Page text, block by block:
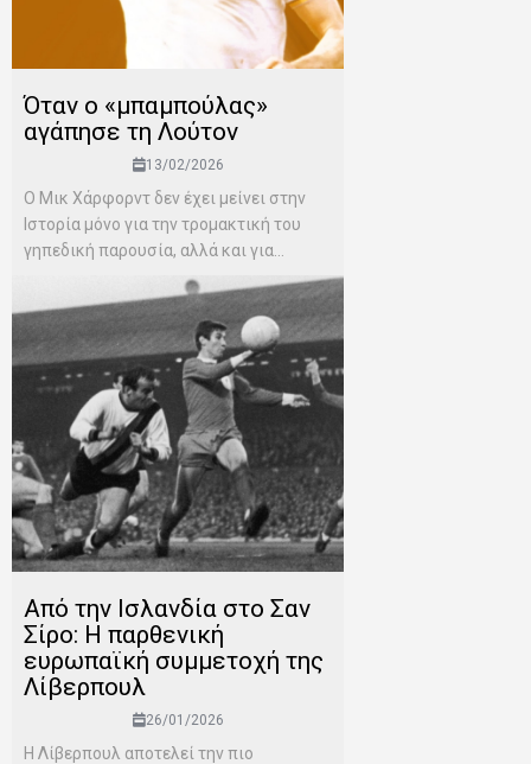
Όταν ο «μπαμπούλας»
αγάπησε τη Λούτον
13/02/2026
Ο Μικ Χάρφορντ δεν έχει μείνει στην
Ιστορία μόνο για την τρομακτική του
γηπεδική παρουσία, αλλά και για...
Από την Ισλανδία στο Σαν
Σίρο: Η παρθενική
ευρωπαϊκή συμμετοχή της
Λίβερπουλ
26/01/2026
Η Λίβερπουλ αποτελεί την πιο